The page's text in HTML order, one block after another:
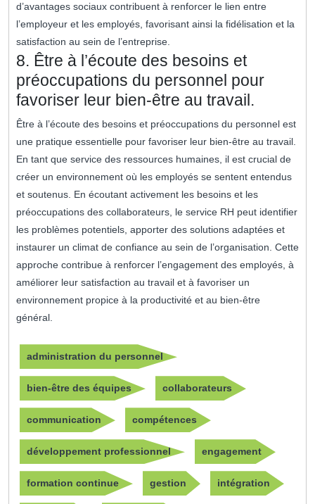
d’avantages sociaux contribuent à renforcer le lien entre
l’employeur et les employés, favorisant ainsi la fidélisation et la
satisfaction au sein de l’entreprise.
8. Être à l’écoute des besoins et
préoccupations du personnel pour
favoriser leur bien-être au travail.
Être à l’écoute des besoins et préoccupations du personnel est
une pratique essentielle pour favoriser leur bien-être au travail.
En tant que service des ressources humaines, il est crucial de
créer un environnement où les employés se sentent entendus
et soutenus. En écoutant activement les besoins et les
préoccupations des collaborateurs, le service RH peut identifier
les problèmes potentiels, apporter des solutions adaptées et
instaurer un climat de confiance au sein de l’organisation. Cette
approche contribue à renforcer l’engagement des employés, à
améliorer leur satisfaction au travail et à favoriser un
environnement propice à la productivité et au bien-être
général.
administration du personnel
bien-être des équipes collaborateurs
communication compétences
développement professionnel engagement
formation continue gestion intégration